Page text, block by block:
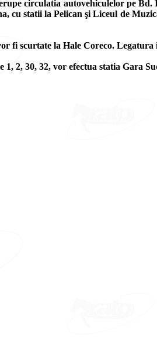
circulatia autovehiculelor pe
cu statii la Pelican şi Liceul de
fi scurtate la Hale Coreco.
1, 2, 30, 32, vor efectua statia Gara